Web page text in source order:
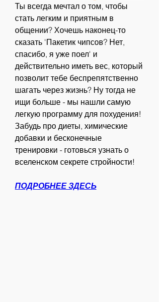
Ты всегда мечтал о том, чтобы
стать легким и приятным в
общении? Хочешь наконец-то
сказать 'Пакетик чипсов? Нет,
спасибо, я уже поел' и
действительно иметь вес, который
позволит тебе беспрепятственно
шагать через жизнь? Ну тогда не
ищи больше - мы нашли самую
легкую программу для похудения!
Забудь про диеты, химические
добавки и бесконечные
тренировки - готовься узнать о
вселенском секрете стройности!
ПОДРОБНЕЕ ЗДЕСЬ